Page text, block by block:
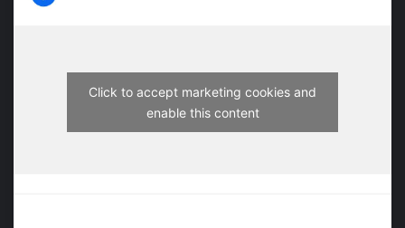
Click to accept marketing cookies and
enable this content